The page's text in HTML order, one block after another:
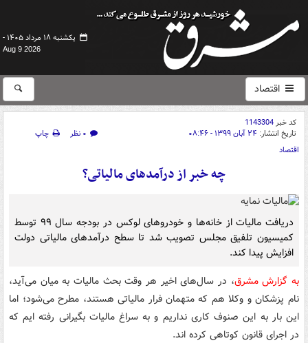
یکشنبه ۱۸ مرداد ۱۴۰۵ -
Aug 9 2026
اقتصاد
کد خبر1143304
تاریخ انتشار: ۲۴ آبان ۱۳۹۹ - ۰۸:۴۶ ۰ نظر
چاپ
اقتصاد
چه خبر از درآمدهای مالیاتی؟
دریافت مالیات از خانه‌ها و خودروهای لوکس در بودجه سال ۹۹ توسط
کمیسیون تلفیق مجلس تصویب شد تا سطح درآمدهای مالیاتی دولت
افزایش پیدا کند.
به گزارش مشرق، در سال‌های اخیر هر وقت بحث مالیات به میان می‌آید،
نام پزشکان و وکلا هم که متهمان فرار مالیاتی هستند، مطرح می‌شود؛ اما
این بار به این صنوف کاری نداریم و به سراغ مالیات بگیرانی رفته ایم که
در اجرای قانون کوتاهی کرده اند.